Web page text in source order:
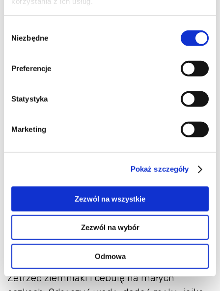
zgody
Niezbędne
Preferencje
Statystyka
Marketing
Pokaż szczegóły
Zezwól na wszystkie
Zezwól na wybór
Odmowa
pierwszy raz;) Nie bardzo lubię smażone
potrawy, ale lubię placki ziemniaczane.
Jednak one są dla mnie zbyt tłuste.
alternatywą dla smażonych. Pasują na
śniadanie, obiad i kolację a dodatki mogą być
500 gram mączystych ziemniaków
mała cebula
sól i pieprz do smaku
jajko
Zetrzeć ziemniaki i cebulę na małych